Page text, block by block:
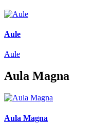
Aule
Aule
Aula Magna
Aula Magna